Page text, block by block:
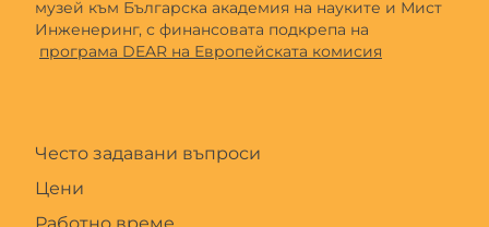
музей към Българска академия на науките и Мист
Инженеринг, с финансовата подкрепа на
програма DEAR на Европейската комисия
Често задавани въпроси
Цени